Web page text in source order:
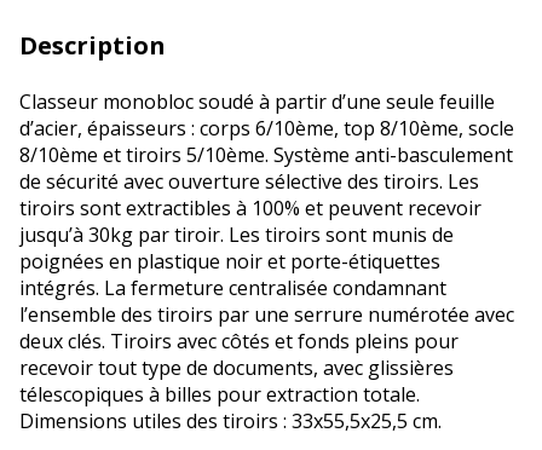
Description
Classeur monobloc soudé à partir d’une seule feuille
d’acier, épaisseurs : corps 6/10ème, top 8/10ème, socle
8/10ème et tiroirs 5/10ème. Système anti-basculement
de sécurité avec ouverture sélective des tiroirs. Les
tiroirs sont extractibles à 100% et peuvent recevoir
jusqu’à 30kg par tiroir. Les tiroirs sont munis de
poignées en plastique noir et porte-étiquettes
intégrés. La fermeture centralisée condamnant
l’ensemble des tiroirs par une serrure numérotée avec
deux clés. Tiroirs avec côtés et fonds pleins pour
recevoir tout type de documents, avec glissières
télescopiques à billes pour extraction totale.
Dimensions utiles des tiroirs : 33x55,5x25,5 cm.